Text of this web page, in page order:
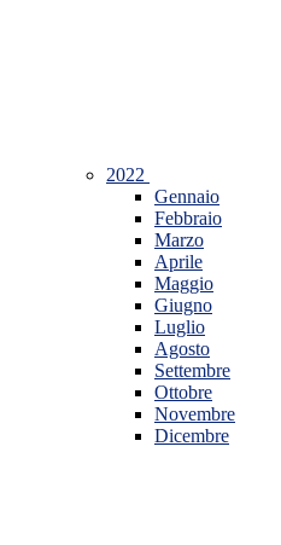
2022
Gennaio
Febbraio
Marzo
Aprile
Maggio
Giugno
Luglio
Agosto
Settembre
Ottobre
Novembre
Dicembre